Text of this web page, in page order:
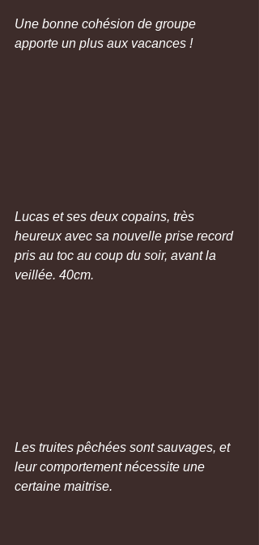
Une bonne cohésion de groupe
apporte un plus aux vacances !
Lucas et ses deux copains, très
heureux avec sa nouvelle prise record
pris au toc au coup du soir, avant la
veillée. 40cm.
Les truites pêchées sont sauvages, et
leur comportement nécessite une
certaine maitrise.